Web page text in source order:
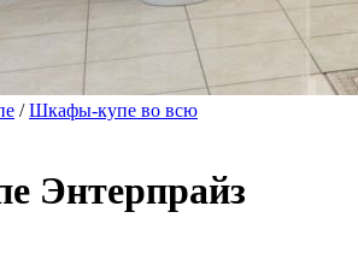
/Шкафы-купе во всю
Энтерпрайз